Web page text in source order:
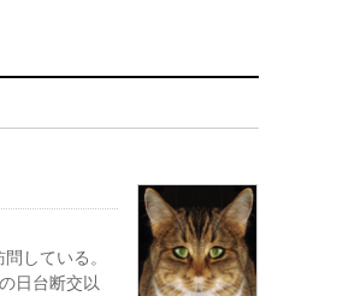
している。
日台断交以